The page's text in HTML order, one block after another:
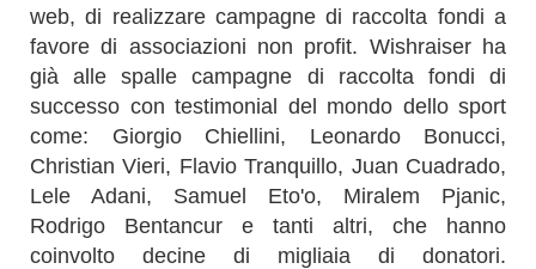
web, di realizzare campagne di raccolta fondi a
favore di associazioni non profit. Wishraiser ha
già alle spalle campagne di raccolta fondi di
successo con testimonial del mondo dello sport
come: Giorgio Chiellini, Leonardo Bonucci,
Christian Vieri, Flavio Tranquillo, Juan Cuadrado,
Lele Adani, Samuel Eto'o, Miralem Pjanic,
Rodrigo Bentancur e tanti altri, che hanno
coinvolto decine di migliaia di donatori.